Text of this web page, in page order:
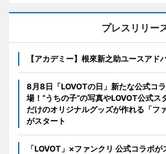
プレスリリー
【アカデミー】根來新之助ユースアド
8月8日「LOVOTの日」新たな公式コ
場！“うちの子”の写真やLOVOT公式ス
だけのオリジナルグッズが作れる「フ
がスタート
「LOVOT」×ファンクリ 公式コラボ